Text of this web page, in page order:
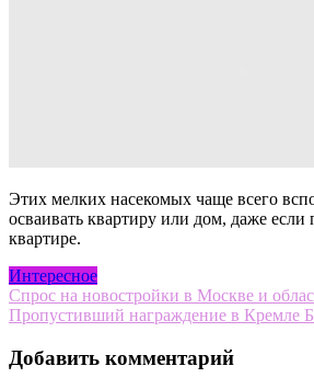
Этих мелких насекомых чаще всего
осваивать квартиру или дом, даже
квартире.
Интересное
Навигация
по
записям
Спрос на новостройки в Москве и
Пропустивший награждение в Кремле
Добавить комментарий